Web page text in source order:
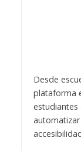
Desde
plataforma
estudiantes